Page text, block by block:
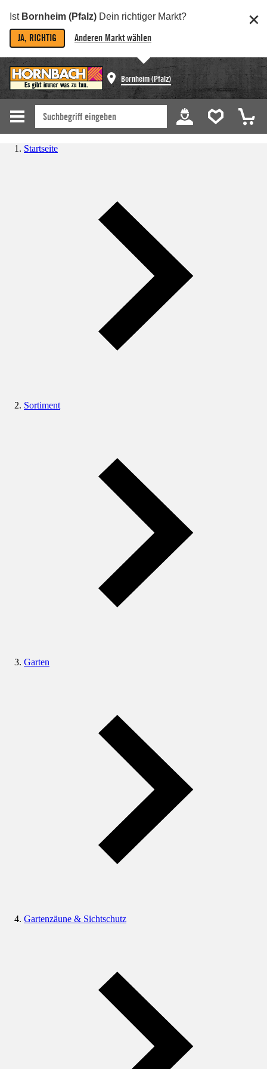
Ist Bornheim (Pfalz) Dein richtiger Markt?
JA, RICHTIG Anderen Markt wählen
Bornheim (Pfalz)
Startseite
Sortiment
Garten
Gartenzäune & Sichtschutz